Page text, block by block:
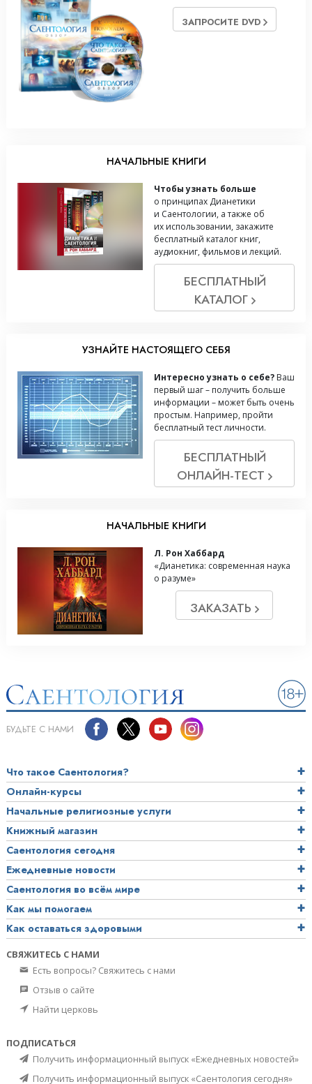
ЗАПРОСИТЕ DVD
НАЧАЛЬНЫЕ КНИГИ
Чтобы узнать больше
о принципах Дианетики
и Саентологии, а также об
их использовании, закажите
бесплатный каталог книг,
аудиокниг, фильмов и лекций.
БЕСПЛАТНЫЙ
КАТАЛОГ
УЗНАЙТЕ НАСТОЯЩЕГО СЕБЯ
Интересно узнать о себе? Ваш
первый шаг – получить больше
информации – может быть очень
простым. Например, пройти
бесплатный тест личности.
БЕСПЛАТНЫЙ
ОНЛАЙН-ТЕСТ
НАЧАЛЬНЫЕ КНИГИ
Л. Рон Хаббард
«Дианетика: современная наука
о разуме»
ЗАКАЗАТЬ
БУДЬТЕ С НАМИ
Что такое Саентология?
Онлайн-курсы
Начальные религиозные услуги
Книжный магазин
Саентология сегодня
Ежедневные новости
Саентология во всём мире
Как мы помогаем
Как оставаться здоровыми
СВЯЖИТЕСЬ С НАМИ
Есть вопросы? Свяжитесь с нами
Отзыв о сайте
Найти церковь
ПОДПИСАТЬСЯ
Получить информационный выпуск «Ежедневных новостей»
Получить информационный выпуск «Саентология сегодня»